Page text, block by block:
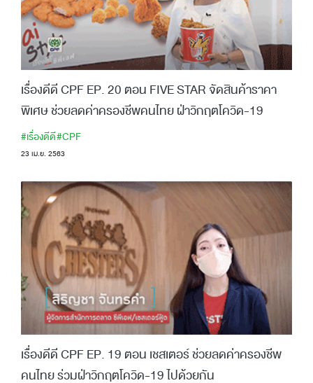
เรื่องดีดี CPF EP. 20 ตอน FIVE STAR จัดสินค้าราคา
พิเศษ ช่วยลดค่าครองชีพคนไทย ฝ่าวิกฤตโควิด-19
#เรื่องดีดี#CPF
23 เม.ย. 2563
เรื่องดีดี CPF EP. 19 ตอน เชสเตอร์ ช่วยลดค่าครองชีพ
คนไทย ร่วมฝ่าวิกฤตโควิด-19 ไปด้วยกัน